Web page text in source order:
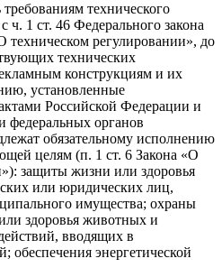
требованиям технического
ч. 1 ст. 46 Федерального закона
регулировании», до
технических
конструкциям и их
установленные
Российской Федерации и
органов
обязательному исполнению
целям (п. 1 ст. 6 Закона «О
защиты жизни или здоровья
или юридических лиц,
имущества; охраны
здоровья животных и
вводящих в
обеспечения энергетической